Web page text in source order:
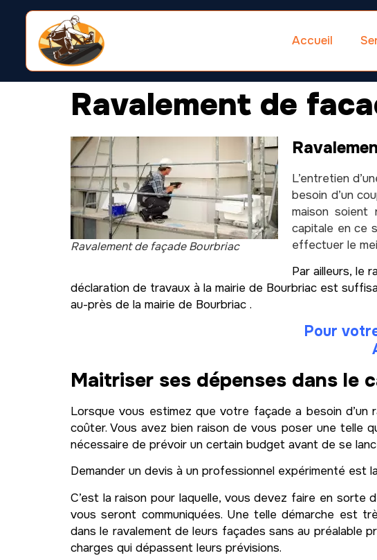
Accueil
Ravalement de
Ravalement de façade Bourbriac
L’entretien
besoin d’un
maison soient
capitale en ce
effectuer le
Par ailleurs, le
déclaration de travaux à la mairie de Bourbriac est
au-près de la mairie de Bourbriac .
Pour
Maitriser ses dépenses dans le
Lorsque vous estimez que votre façade a besoin
coûter. Vous avez bien raison de vous poser une telle
nécessaire de prévoir un certain budget avant de se
Demander un devis à un professionnel expérimenté est
C’est la raison pour laquelle, vous devez faire en sorte
vous seront communiquées. Une telle démarche est
dans le ravalement de leurs façades sans au
charges qui dépassent leurs prévisions.